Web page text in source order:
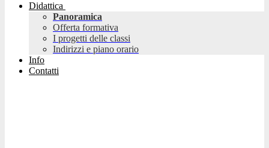
Didattica
Panoramica
Offerta formativa
I progetti delle classi
Indirizzi e piano orario
Info
Contatti